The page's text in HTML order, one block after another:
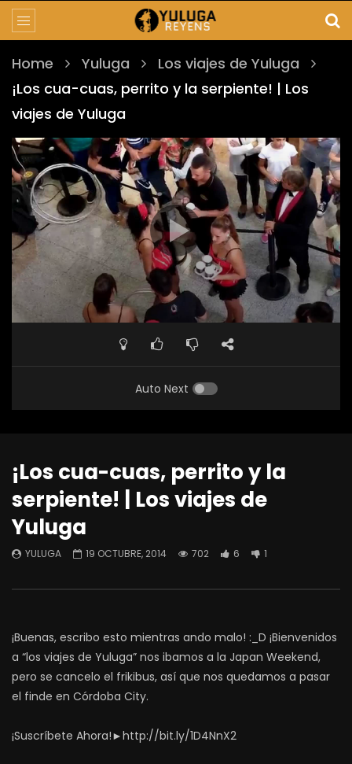
Home Yuluga
Los viajes de Yuluga
¡Los cua-cuas, perrito y la serpiente! | Los
viajes de Yuluga
Auto Next
¡Los cua-cuas, perrito y la
serpiente! | Los viajes de
Yuluga
YULUGA 19 OCTUBRE, 2014 702 6 1
¡Buenas, escribo esto mientras ando malo! :_D ¡Bienvenidos
a “los viajes de Yuluga” nos ibamos a la Japan Weekend,
pero se cancelo el frikibus, así que nos quedamos a pasar
el finde en Córdoba City.
¡Suscríbete Ahora!►http://bit.ly/1D4NnX2